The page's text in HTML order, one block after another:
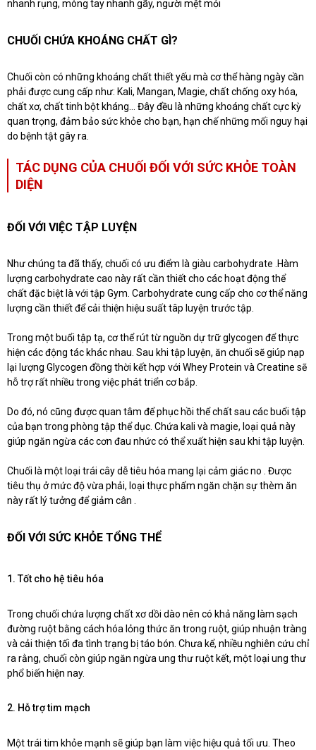
nhanh rụng, móng tay nhanh gãy, người mệt mỏi
CHUỐI CHỨA KHOÁNG CHẤT GÌ?
Chuối còn có những khoáng chất thiết yếu mà cơ thể hàng ngày cần
phải được cung cấp như: Kali, Mangan, Magie, chất chống oxy hóa,
chất xơ, chất tinh bột kháng… Đây đều là những khoáng chất cực kỳ
quan trọng, đảm bảo sức khỏe cho bạn, hạn chế những mối nguy hại
do bệnh tật gây ra.
TÁC DỤNG CỦA CHUỐI ĐỐI VỚI SỨC KHỎE TOÀN
DIỆN
ĐỐI VỚI VIỆC TẬP LUYỆN
Như chúng ta đã thấy, chuối có ưu điểm là giàu carbohydrate . Hàm
lượng carbohydrate cao này rất cần thiết cho các hoạt động thể
chất đặc biệt là với tập Gym. Carbohydrate cung cấp cho cơ thể năng
lượng cần thiết để cải thiện hiệu suất tâp luyện trước tập.
Trong một buổi tập tạ, cơ thể rút từ nguồn dự trữ glycogen để thực
hiện các động tác khác nhau. Sau khi tập luyện, ăn chuối sẽ giúp nạp
lại lượng Glycogen đồng thời kết hợp với Whey Protein và Creatine sẽ
hỗ trợ rất nhiều trong việc phát triển cơ bắp.
Do đó, nó cũng được quan tâm để phục hồi thể chất sau các buổi tập
của bạn trong phòng tập thể dục. Chứa kali và magie, loại quả này
giúp ngăn ngừa các cơn đau nhức có thể xuất hiện sau khi tập luyện.
Chuối là một loại trái cây dễ tiêu hóa mang lại cảm giác no . Được
tiêu thụ ở mức độ vừa phải, loại thực phẩm ngăn chặn sự thèm ăn
này rất lý tưởng để giảm cân .
ĐỐI VỚI SỨC KHỎE TỔNG THỂ
1. Tốt cho hệ tiêu hóa
Trong chuối chứa lượng chất xơ dồi dào nên có khả năng làm sạch
đường ruột bằng cách hóa lỏng thức ăn trong ruột, giúp nhuận tràng
và cải thiện tối đa tình trạng bị táo bón. Chưa kể, nhiều nghiên cứu chỉ
ra rằng, chuối còn giúp ngăn ngừa ung thư ruột kết, một loại ung thư
phổ biến hiện nay.
2. Hỗ trợ tim mạch
Một trái tim khỏe mạnh sẽ giúp bạn làm việc hiệu quả tối ưu. Theo